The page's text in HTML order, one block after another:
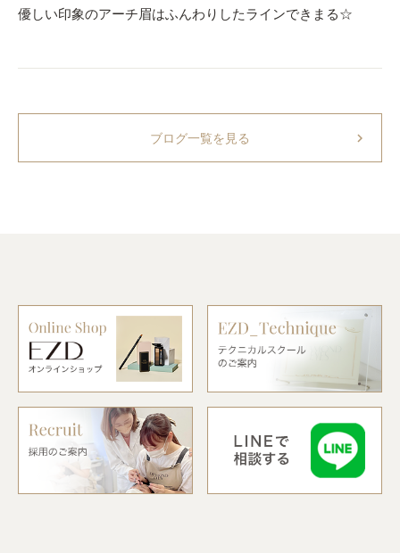
優しい印象のアーチ眉はふんわりしたラインできまる☆
ブログ一覧を見る chevron_right